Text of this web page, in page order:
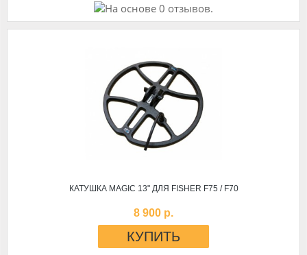
КАТУШКА MAGIC 13" ДЛЯ FISHER F75 / F70
8 900 р.